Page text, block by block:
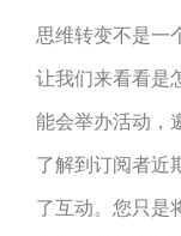
思维转变不是一
让我们来看看是
能会举办活动，
了解到订阅者近
了互动。您只是